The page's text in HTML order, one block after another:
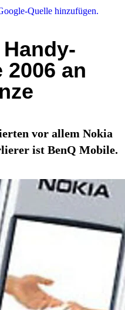
Quelle hinzufügen.
an
vor allem Nokia
ist BenQ Mobile.